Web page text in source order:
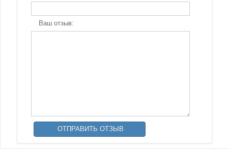
Ваш отзыв: